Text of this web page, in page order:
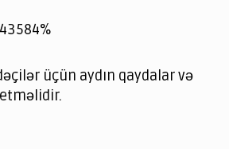
login
롯online
üçün aydın qaydalar və